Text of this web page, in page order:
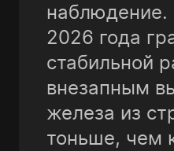
наблюдение.
2026 года
стабильной
внезапным
железа из
тоньше, чем